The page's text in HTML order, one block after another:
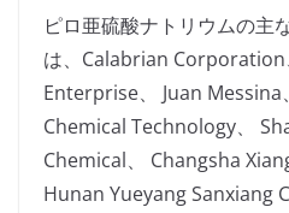
ピロ亜硫酸ナトリウムの主
は、Calabrian
Enterprise、 Juan
Chemical Technology、
Chemical、 Changsha
Hunan Yueyang Sanxiang